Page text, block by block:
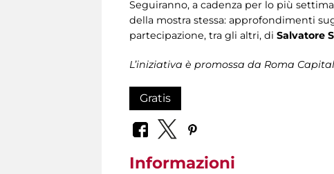
Seguiranno, a cadenza per lo più
della mostra stessa: approfondimenti
partecipazione, tra gli altri, di Salvatore
L’iniziativa è promossa da Roma
Gratis
Informazioni